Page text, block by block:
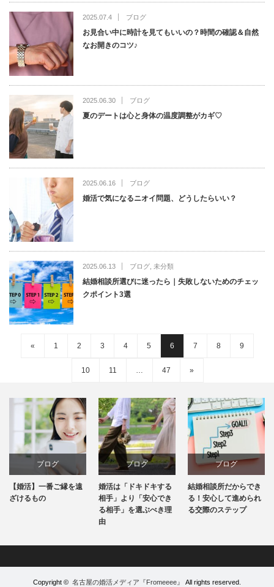
2025.07.4 ブログ
お見合い中に時計を見てもいいの？時間の確認＆自然
なお開きのコツ♪
2025.06.30 ブログ
夏のデートは心と身体の温度調整がカギ♡
2025.06.16 ブログ
婚活で気になるニオイ問題、どうしたらいい？
2025.06.13 ブログ, 未分類
結婚相談所選びに迷ったら｜失敗しないためのチェッ
クポイント3選
« 1 2 3 4 5 6 7 8 9
10 11 … 47 »
ブログ
【婚活】一番ご縁を遠
ざけるもの
ブログ
婚活は「ドキドキする
相手」より「安心でき
る相手」を選ぶべき理
由
ブログ
結婚相談所だからでき
る！安心して進められ
る交際のステップ
Copyright © 名古屋の婚活メディア『Fromeeee』 All rights reserved.